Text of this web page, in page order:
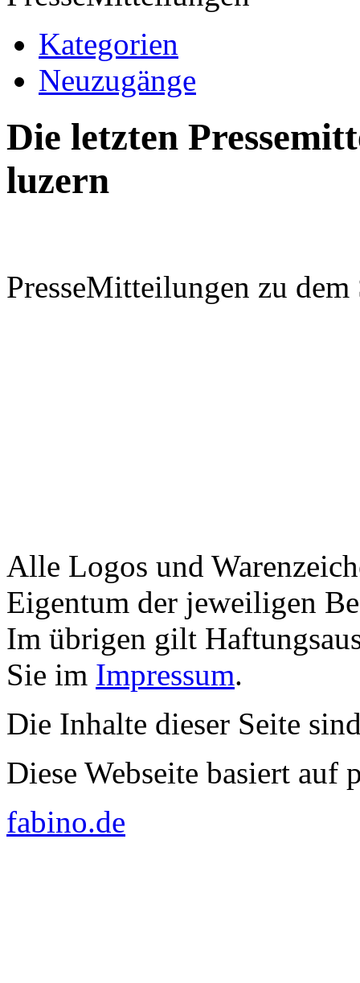
Kategorien
Neuzugänge
Die letzten
luzern
PresseMitteilungen zu
Alle Logos und
Eigentum der jeweiligen
Im übrigen gilt
Sie im Impressum.
Die Inhalte dieser Seite
Diese Webseite basiert auf
fabino.de